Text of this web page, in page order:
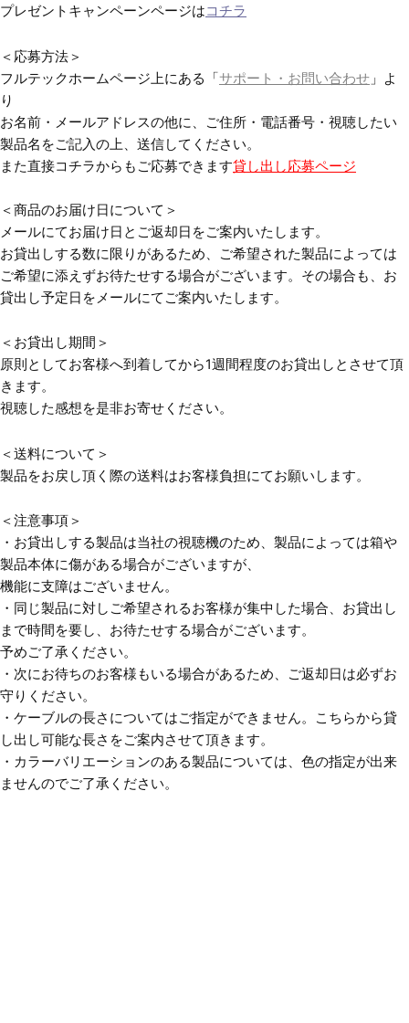
プレゼントキャンペーンページはコチラ
＜応募方法＞
フルテックホームページ上にある「サポート・お問い合わせ 」よ
り
お名前・メールアドレスの他に、ご住所・電話番号・視聴したい
製品名をご記入の上、送信してください。
また直接コチラからもご応募できます貸し出し応募ページ
＜商品のお届け日について＞
メールにてお届け日とご返却日をご案内いたします。
お貸出しする数に限りがあるため、ご希望された製品によっては
ご希望に添えずお待たせする場合がございます。その場合も、お
貸出し予定日をメールにてご案内いたします。
＜お貸出し期間＞
原則としてお客様へ到着してから1週間程度のお貸出しとさせて頂
きます。
視聴した感想を是非お寄せください。
＜送料について＞
製品をお戻し頂く際の送料はお客様負担にてお願いします。
＜注意事項＞
・お貸出しする製品は当社の視聴機のため、製品によっては箱や
製品本体に傷がある場合がございますが、
機能に支障はございません。
・同じ製品に対しご希望されるお客様が集中した場合、お貸出し
まで時間を要し、お待たせする場合がございます。
予めご了承ください。
・次にお待ちのお客様もいる場合があるため、ご返却日は必ずお
守りください。
・ケーブルの長さについてはご指定ができません。こちらから貸
し出し可能な長さをご案内させて頂きます。
・カラーバリエーションのある製品については、色の指定が出来
ませんのでご了承ください。